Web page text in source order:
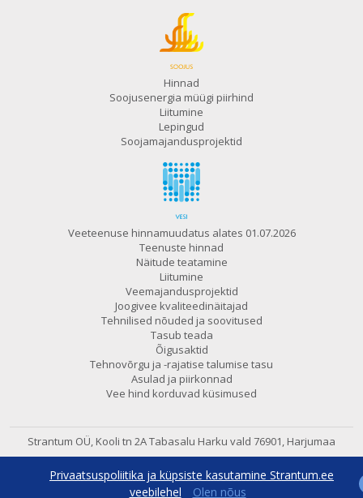
Privaatsuspoliitika ja küpsiste kasutamine Strantum.ee
veebilehel
Olen nõus
Hinnad
Soojusenergia müügi piirhind
Liitumine
Lepingud
Soojamajandusprojektid
Veeteenuse hinnamuudatus alates 01.07.2026
Teenuste hinnad
Näitude teatamine
Liitumine
Veemajandusprojektid
Joogivee kvaliteedinäitajad
Tehnilised nõuded ja soovitused
Tasub teada
Õigusaktid
Tehnovõrgu ja -rajatise talumise tasu
Asulad ja piirkonnad
Vee hind korduvad küsimused
Strantum OÜ, Kooli tn 2A Tabasalu Harku vald 76901, Harjumaa
600 780024h avaritelefon